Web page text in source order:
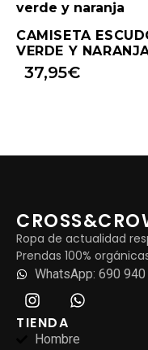
CAMISETA
VERDE Y
37,95€
Ropa de actualidad
Prendas 100%
WhatsApp: 690
TIENDA
Hombre